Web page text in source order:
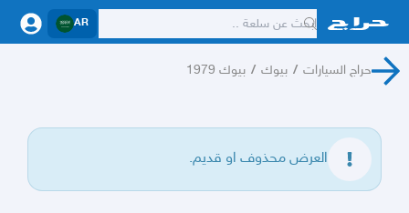
AR
حراج السيارات / بيوك / بيوك 1979
العرض محذوف او قديم.